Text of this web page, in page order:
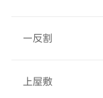
一反割
上屋敷